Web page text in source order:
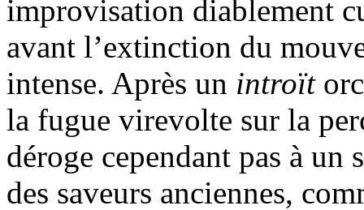
improvisation diablement
avant l’extinction du
intense. Après un introït
la fugue virevolte sur la
déroge cependant pas à
des saveurs anciennes,